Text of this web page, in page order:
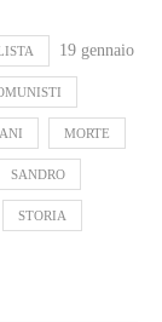
19 gennaio
MORTE
SANDRO
STORIA